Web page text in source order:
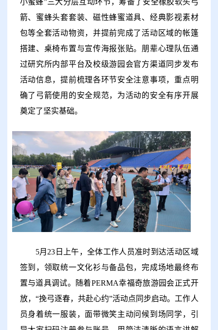
箭、蜜蜂头套套装、磁性蜂蜜道具、经典影视素材
包等全套活动物资，并提前完成了活动区域的帐篷
搭建、桌椅布置与宣传海报张贴。朋辈心理 队伍通
过研究所内部平台及校级游园会官方渠道同步发布
活动信息，提前梳理各环节安全注意事项，重点明
确了弓箭使用的安全规范，为活动的安全有序开展
奠定了坚实基础。
5月 23 日 上午，全体工作人员准时到达活动区域
签到，领取统一文化衫与备品包，完成场地最终布
置与道具调试。
随着PERMA幸福奇旅游园会正式开
放， “挽弓逐春，共赴心约”活动点同步启动。工作人
员身着统一服装，面带微笑主动问候到场同学，引